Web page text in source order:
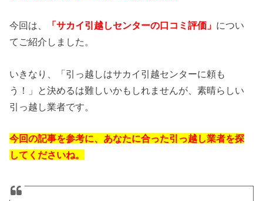
今回は、 「サカイ引越しセンターの口コミ評価」 につい
てご紹介しました。
いきなり、「引っ越しはサカイ引越センターに頼も
う！」と決めるは難しいかもしれませんが、素晴らしい
引っ越し業者です。
今回の記事を参考に、あなたに合った引っ越し業者を探
してくださいね。